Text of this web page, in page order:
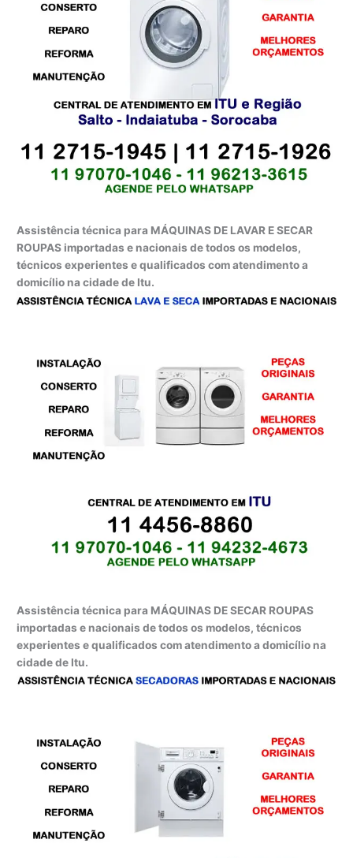
Assistência técnica para MÁQUINAS DE LAVAR E SECAR
ROUPAS importadas e nacionais de todos os modelos,
técnicos experientes e qualificados com atendimento a
domicílio na cidade de Itu.
Assistência técnica para MÁQUINAS DE SECAR ROUPAS
importadas e nacionais de todos os modelos, técnicos
experientes e qualificados com atendimento a domicílio na
cidade de Itu.